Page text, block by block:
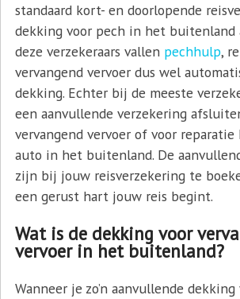
standaard kort- en doorlopende
dekking voor pech in het buitenland
deze verzekeraars vallen pechhulp,
vervangend vervoer dus wel
dekking. Echter bij de meeste
een aanvullende verzekering
vervangend vervoer of voor
auto in het buitenland. De
zijn bij jouw reisverzekering te
een gerust hart jouw reis begint.
Wat is de dekking voor
vervoer in het buitenland?
Wanneer je zo’n aanvullende